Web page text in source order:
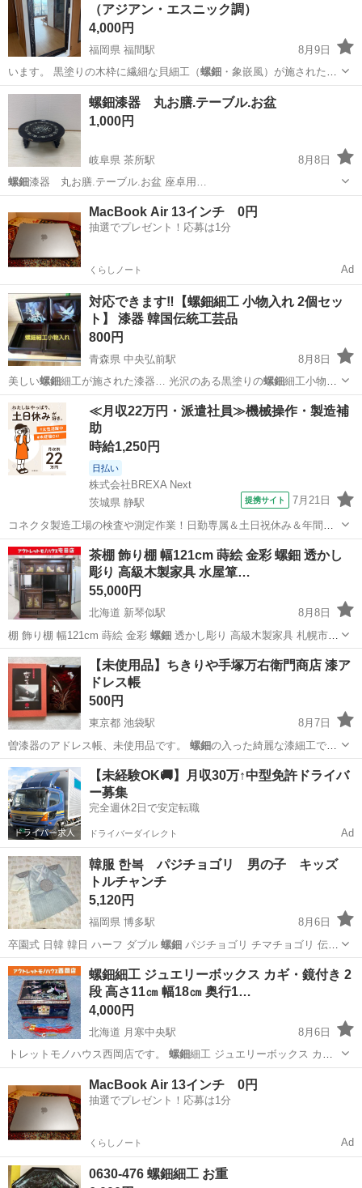
（アジアン・エスニック調）
4,000円
福岡県 福間駅
8月9日
います。 黒塗りの木枠に繊細な貝細工（螺鈿 ・象嵌風）が施された、
存在感のある大型…
福岡 福津市 福間駅 ミラー/鏡 螺鈿
螺鈿漆器 丸お膳.テーブル.お盆
1,000円
岐阜県 茶所駅
8月8日
螺鈿漆器 丸お膳.テーブル.お盆 座卓用…
岐阜市 茶所駅 テーブル
MacBook Air 13インチ 0円
抽選でプレゼント！応募は1分
くらしノート Ad
対応できます‼️【螺鈿細工 小物入れ 2個セッ
ト】 漆器 韓国伝統工芸品
800円
青森県 中央弘前駅
8月8日
美しい螺鈿細工が施された漆器… 光沢のある黒塗りの螺鈿細工小物入
れ2個セ… に旅行にいった時に螺鈿細工が気に入って、… 【素材】漆
器、貝（螺鈿 ） 【状態】目立っ…
青森 弘前市 中央弘前駅 その他
≪月収22万円・派遣社員≫機械操作・製造補
助
時給1,250円
日払い
株式会社BREXA Next
茨城県 静駅
提携サイト 7月21日
コネクタ製造工場の検査や測定作業！日勤専属＆土日祝休み＆年間休
日128日★クリーンルーム内作業★マイカー通勤OK＆無料駐車場あり
★就業先食堂利用可！日払い制度あり！《茨城県常陸大宮市》 人気の
工場のお仕事 ◇コネクタ製造工...
茨城 常陸大宮市 静駅
茶棚 飾り棚 幅121cm 蒔絵 金彩 螺鈿 透かし
彫り 高級木製家具 水屋箪…
55,000円
北海道 新琴似駅
8月8日
棚 飾り棚 幅121cm 蒔絵 金彩 螺鈿 透かし彫り 高級木製家具 札幌市
…北海道 札幌市 新琴似駅 収納家具 茶棚
【未使用品】ちきりや手塚万右衛門商店 漆ア
ドレス帳
500円
東京都 池袋駅
8月7日
曽漆器のアドレス帳、未使用品です。 螺鈿の入った綺麗な漆細工で
す。 箱入り未…
東京 豊島区 池袋駅 手帳 商店
【未経験OK🚚】月収30万↑中型免許ドライバ
ー募集
完全週休2日で安定転職
ドライバーダイレクト Ad
韓服 한복 パジチョゴリ 男の子 キッズ
トルチャンチ
5,120円
福岡県 博多駅
8月6日
卒園式 日韓 韓日 ハーフ ダブル 螺鈿パジチョゴリ チマチョゴリ 伝統
韓…
福岡 福岡市 博多駅 ベビー用品 韓服
螺鈿細工 ジュエリーボックス カギ・鏡付き 2
段 高さ11㎝ 幅18㎝ 奥行1…
4,000円
北海道 月寒中央駅
8月6日
トレットモノハウス西岡店です。 螺鈿細工 ジュエリーボックス カ
ギ・鏡付き…
インテリア雑貨/小物
MacBook Air 13インチ 0円
抽選でプレゼント！応募は1分
くらしノート Ad
0630-476 螺鈿細工 お重